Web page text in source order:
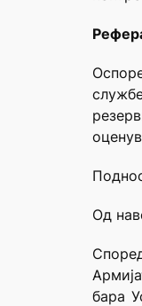
Oд
бара